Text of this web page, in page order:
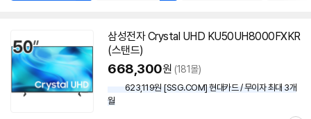
삼성전자 Crystal UHD KU50UH8000FXKR
(스탠드)
668,300원 (181몰)
623,119원 [SSG.COM] 현대카드 / 무이자 최대 3개
월